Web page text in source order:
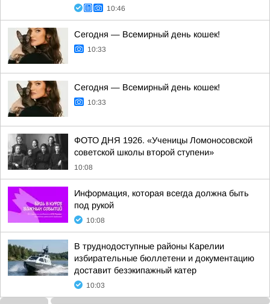
10:46
Сегодня — Всемирный день кошек!
10:33
Сегодня — Всемирный день кошек!
10:33
ФОТО ДНЯ 1926. «Ученицы Ломоносовской
советской школы второй ступени»
10:08
Информация, которая всегда должна быть
под рукой
10:08
В труднодоступные районы Карелии
избирательные бюллетени и документацию
доставит безэкипажный катер
10:03